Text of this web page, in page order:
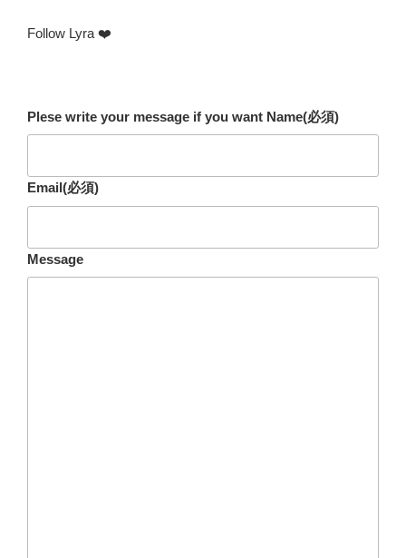
Follow Lyra ❤️
Plese write your message if you want Name(必須)
Email(必須)
Message